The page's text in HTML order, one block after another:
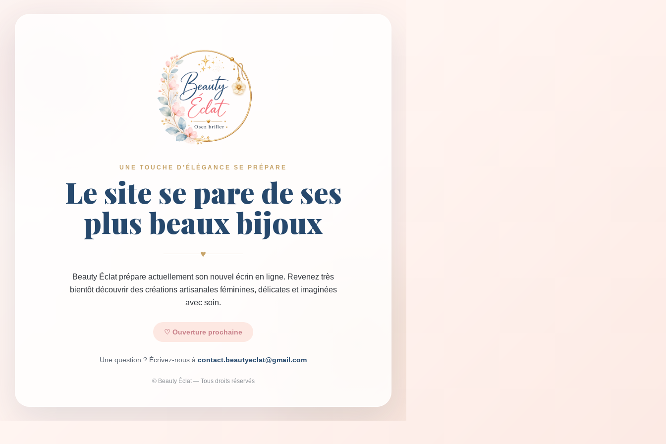
UNE TOUCHE D’ÉLÉGANCE SE PRÉPARE
Le site se pare de ses
plus beaux bijoux
♥
Beauty Éclat prépare actuellement son nouvel écrin en ligne. Revenez très
bientôt découvrir des créations artisanales féminines, délicates et imaginées
avec soin.
♡ Ouverture prochaine
Une question ? Écrivez-nous à contact.beautyeclat@gmail.com
© Beauty Éclat — Tous droits réservés